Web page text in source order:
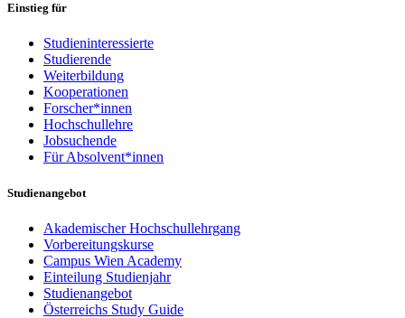
Einstieg für
Studieninteressierte
Studierende
Weiterbildung
Kooperationen
Forscher*innen
Hochschullehre
Jobsuchende
Für Absolvent*innen
Studienangebot
Akademischer Hochschullehrgang
Vorbereitungskurse
Campus Wien Academy
Einteilung Studienjahr
Studienangebot
Österreichs Study Guide